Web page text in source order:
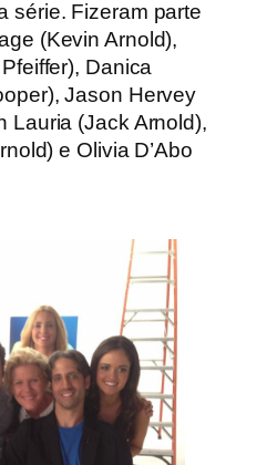
série. Fizeram parte
(Kevin Arnold),
Danica
Jason Hervey
Lauria (Jack Arnold),
e Olivia D’Abo